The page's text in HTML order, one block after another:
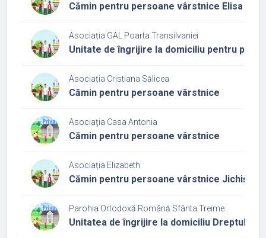
Cămin pentru persoane vârstnice Elisa
Asociația GAL Poarta Transilvaniei
Unitate de îngrijire la domiciliu pentru
Asociația Cristiana Sălicea
Cămin pentru persoane vârstnice
Asociaţia Casa Antonia
Cămin pentru persoane vârstnice
Asociația Elizabeth
Cămin pentru persoane vârstnice Jichișu
Parohia Ortodoxă Română Sfânta Treime
Unitatea de îngrijire la domiciliu Dreptul